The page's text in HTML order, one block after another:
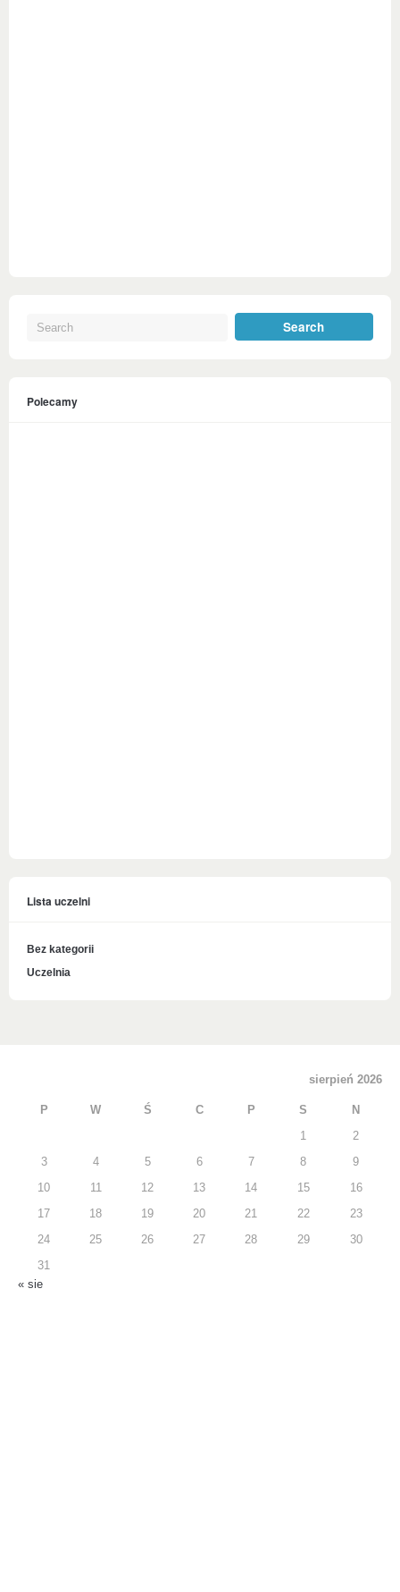
Polecamy
Lista uczelni
Bez kategorii
Uczelnia
sierpień 2026
P W Ś C P S N
1 2
3 4 5 6 7 8 9
10 11 12 13 14 15 16
17 18 19 20 21 22 23
24 25 26 27 28 29 30
31
« sie